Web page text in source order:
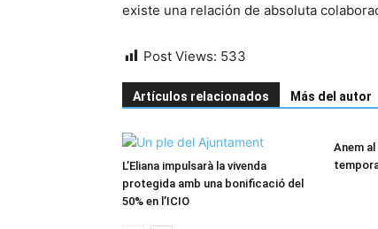
existe una relación de absoluta
Post Views: 533
Artículos relacionados Más del autor
L’Eliana impulsarà la vivenda
protegida amb una bonificació del
50% en l’ICIO
Anem